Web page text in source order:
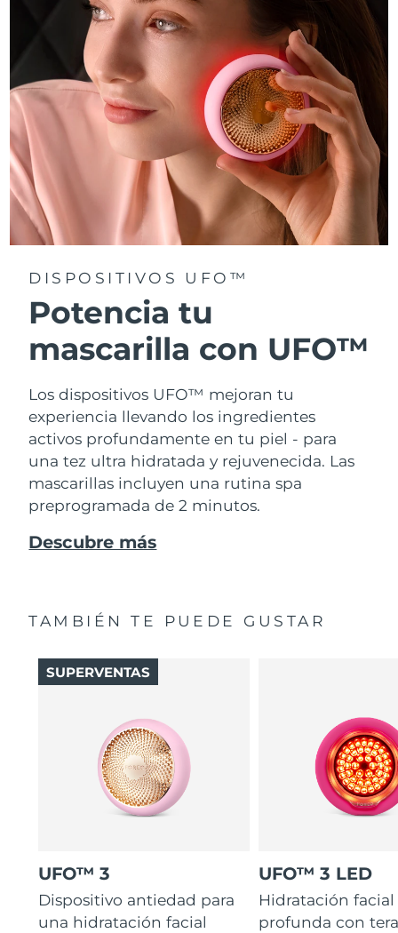
DISPOSITIVOS UFO™
Potencia tu
mascarilla con UFO™
Los dispositivos UFO™ mejoran tu
experiencia llevando los ingredientes
activos profundamente en tu piel - para
una tez ultra hidratada y rejuvenecida. Las
mascarillas incluyen una rutina spa
preprogramada de 2 minutos.
Descubre más
TAMBIÉN TE PUEDE GUSTAR
UFO™ 3
Dispositivo antiedad para
una hidratación facial
SUPERVENTAS
UFO™ 3 LED
Hidratación facial
profunda con
Entrega prevista
Emiratos Árabes
Unidos
Entrega prevista8/11/26
Reino Unido Entrega prevista8/10/26
Estados Unidos Entrega prevista 8/11/26
Uzbekistán Entrega prevista8/15/26